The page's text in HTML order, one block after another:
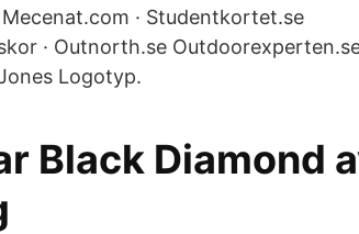
· Studentkortet.se
· Outnorth.se
Logotyp.
Black Diamond